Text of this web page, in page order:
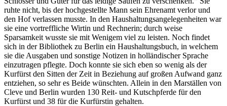
ruhte nicht, bis der hochgestellte Mann sein Ehrenamt verlor und
den Hof verlassen musste. In den Haushaltungsangelegenheiten war
sie eine vortreffliche Wirtin und Rechnerin; durch weise
Sparsamkeit wusste sie mit Wenigem viel zu leisten. Noch findet
sich in der Bibliothek zu Berlin ein Haushaltungsbuch, in welchem
sie die Ausgaben und sonstige Notizen in holländischer Sprache
einzutragen pflegte. Doch konnte sie sich eben so wenig als der
Kurfürst den Sitten der Zeit in Beziehung auf großen Aufwand ganz
entziehen, so sehr es Beide wünschten. Allein in den Marställen von
Cleve und Berlin wurden 130 Reit- und Kutschpferde für den
Kurfürst und 38 für die Kurfürstin gehalten.